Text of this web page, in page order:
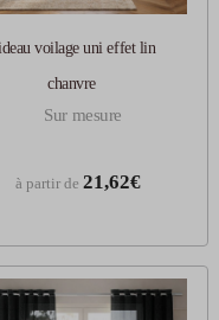
voilage uni effet lin
chanvre
Sur mesure
à partir de 21,62€